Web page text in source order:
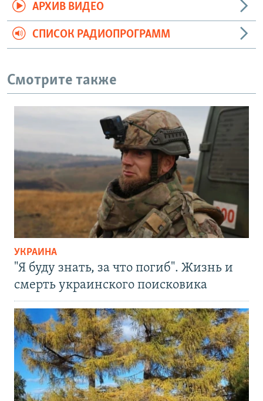
АРХИВ ВИДЕО
СПИСОК РАДИОПРОГРАММ
Смотрите также
УКРАИНА
"Я буду знать, за что погиб". Жизнь и
смерть украинского поисковика